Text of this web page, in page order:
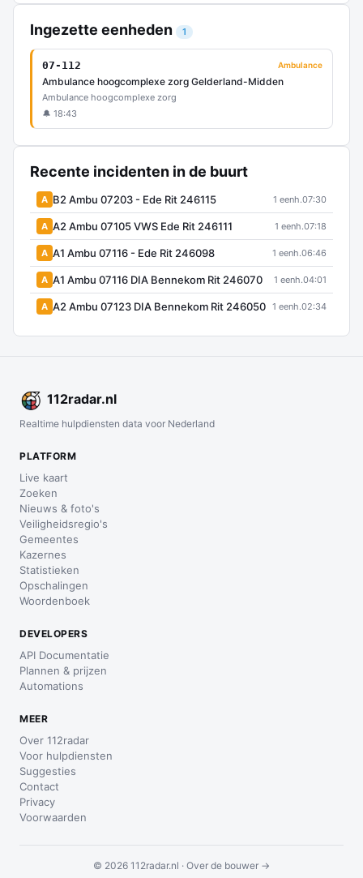
Ingezette eenheden 1
07-112 Ambulance
Ambulance hoogcomplexe zorg Gelderland-Midden
Ambulance hoogcomplexe zorg
🔔 18:43
Recente incidenten in de buurt
A B2 Ambu 07203 - Ede Rit 246115 1 eenh.07:30
A A2 Ambu 07105 VWS Ede Rit 246111 1 eenh.07:18
A A1 Ambu 07116 - Ede Rit 246098 1 eenh.06:46
A A1 Ambu 07116 DIA Bennekom Rit 246070 1 eenh.04:01
A A2 Ambu 07123 DIA Bennekom Rit 246050 1 eenh.02:34
112radar.nl
Realtime hulpdiensten data voor Nederland
PLATFORM
Live kaart
Zoeken
Nieuws & foto's
Veiligheidsregio's
Gemeentes
Kazernes
Statistieken
Opschalingen
Woordenboek
DEVELOPERS
API Documentatie
Plannen & prijzen
Automations
MEER
Over 112radar
Voor hulpdiensten
Suggesties
Contact
Privacy
Voorwaarden
© 2026 112radar.nl · Over de bouwer →